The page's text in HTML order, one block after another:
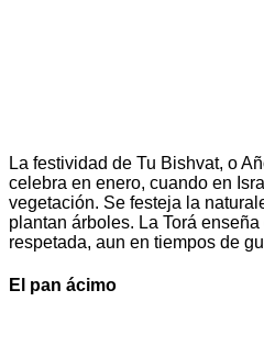
La festividad de Tu Bishvat, o
celebra en enero, cuando en
vegetación. Se festeja la
plantan árboles. La Torá
respetada, aun en tiempos de
El pan ácimo